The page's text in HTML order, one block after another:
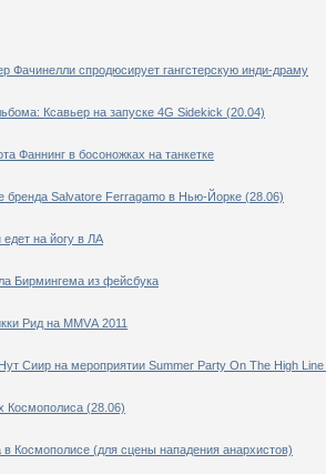
Фачинелли спродюсирует гангстерскую инди-драму
Ксавьер на запуске 4G Sidekick (20.04)
Фаннинг в босоножках на танкетке
бренда Salvatore Ferragamo в Нью-Йорке (28.06)
едет на йогу в ЛА
Бирмингема из фейсбука
Рид на ММVА 2011
Сиир на мероприятии Summer Party On The High
Космополиса (28.06)
Космополисе (для сцены нападения анархистов)